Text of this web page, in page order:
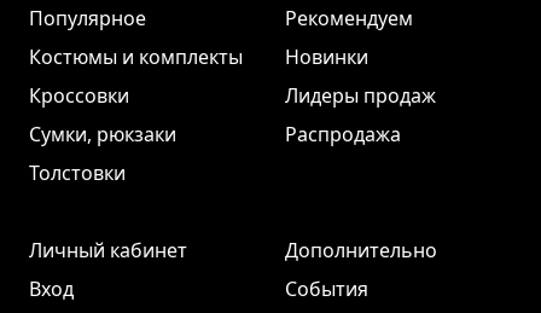
Популярное
Костюмы и комплекты
Кроссовки
Сумки, рюкзаки
Толстовки
Рекомендуем
Новинки
Лидеры продаж
Распродажа
Личный кабинет
Вход
Дополнительно
События